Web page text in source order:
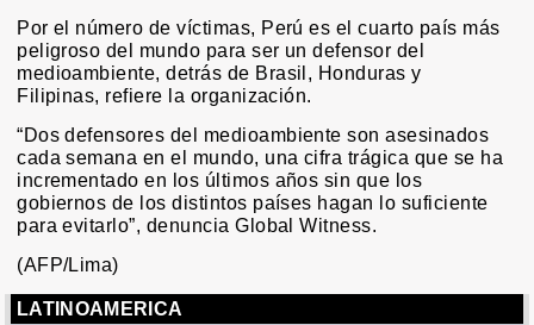
Por el número de víctimas, Perú es el cuarto país más
peligroso del mundo para ser un defensor del
medioambiente, detrás de Brasil, Honduras y
Filipinas, refiere la organización.
“Dos defensores del medioambiente son asesinados
cada semana en el mundo, una cifra trágica que se ha
incrementado en los últimos años sin que los
gobiernos de los distintos países hagan lo suficiente
para evitarlo”, denuncia Global Witness.
(AFP/Lima)
LATINOAMERICA